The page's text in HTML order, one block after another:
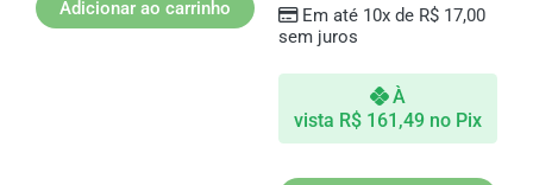
Adicionar ao carrinho Em até 10x de R$17,00
sem juros
À
vista R$ 161,49 no Pix